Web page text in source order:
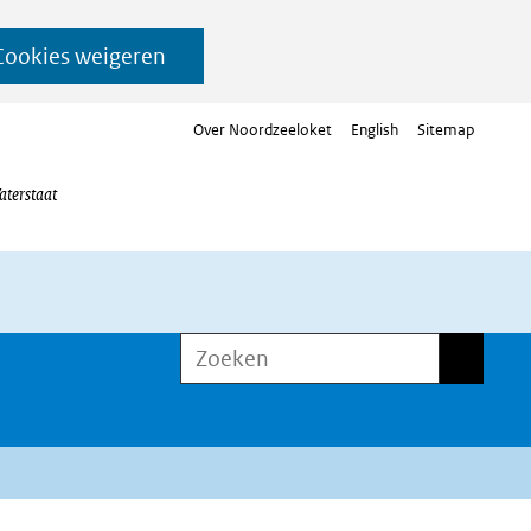
weigeren
Over Noordzeeloket English Sitemap
Zoeken